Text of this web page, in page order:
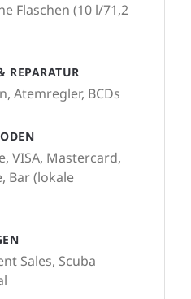
Sales, Scuba
Flaschen (10 l/71,2
REPARATUR
Atemregler, BCDs
VISA, Mastercard,
Bar (lokale